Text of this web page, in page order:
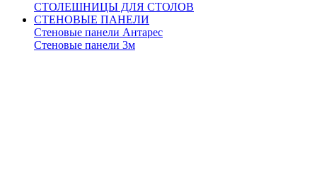
СТОЛЕШНИЦЫ ДЛЯ СТОЛОВ
СТЕНОВЫЕ ПАНЕЛИ
Стеновые панели Антарес
Стеновые панели 3м